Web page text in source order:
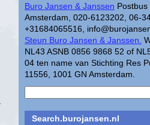
Buro Jansen & Janssen
Amsterdam, 020-6123202, 06-
+31684065516,
Steun Buro Jansen & Janssen.
NL43 ASNB 0856 9868 52 of
04 ten name van Stichting Res
11556, 1001 GN Amsterdam.
Search.burojansen.nl